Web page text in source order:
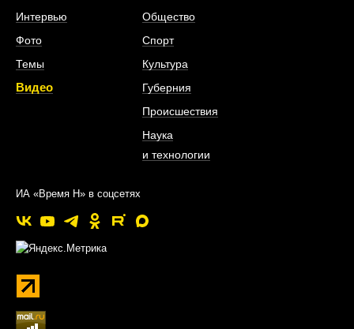
Интервью
Фото
Темы
Видео
Общество
Спорт
Культура
Губерния
Происшествия
Наука
и технологии
ИА «Время Н» в соцсетях